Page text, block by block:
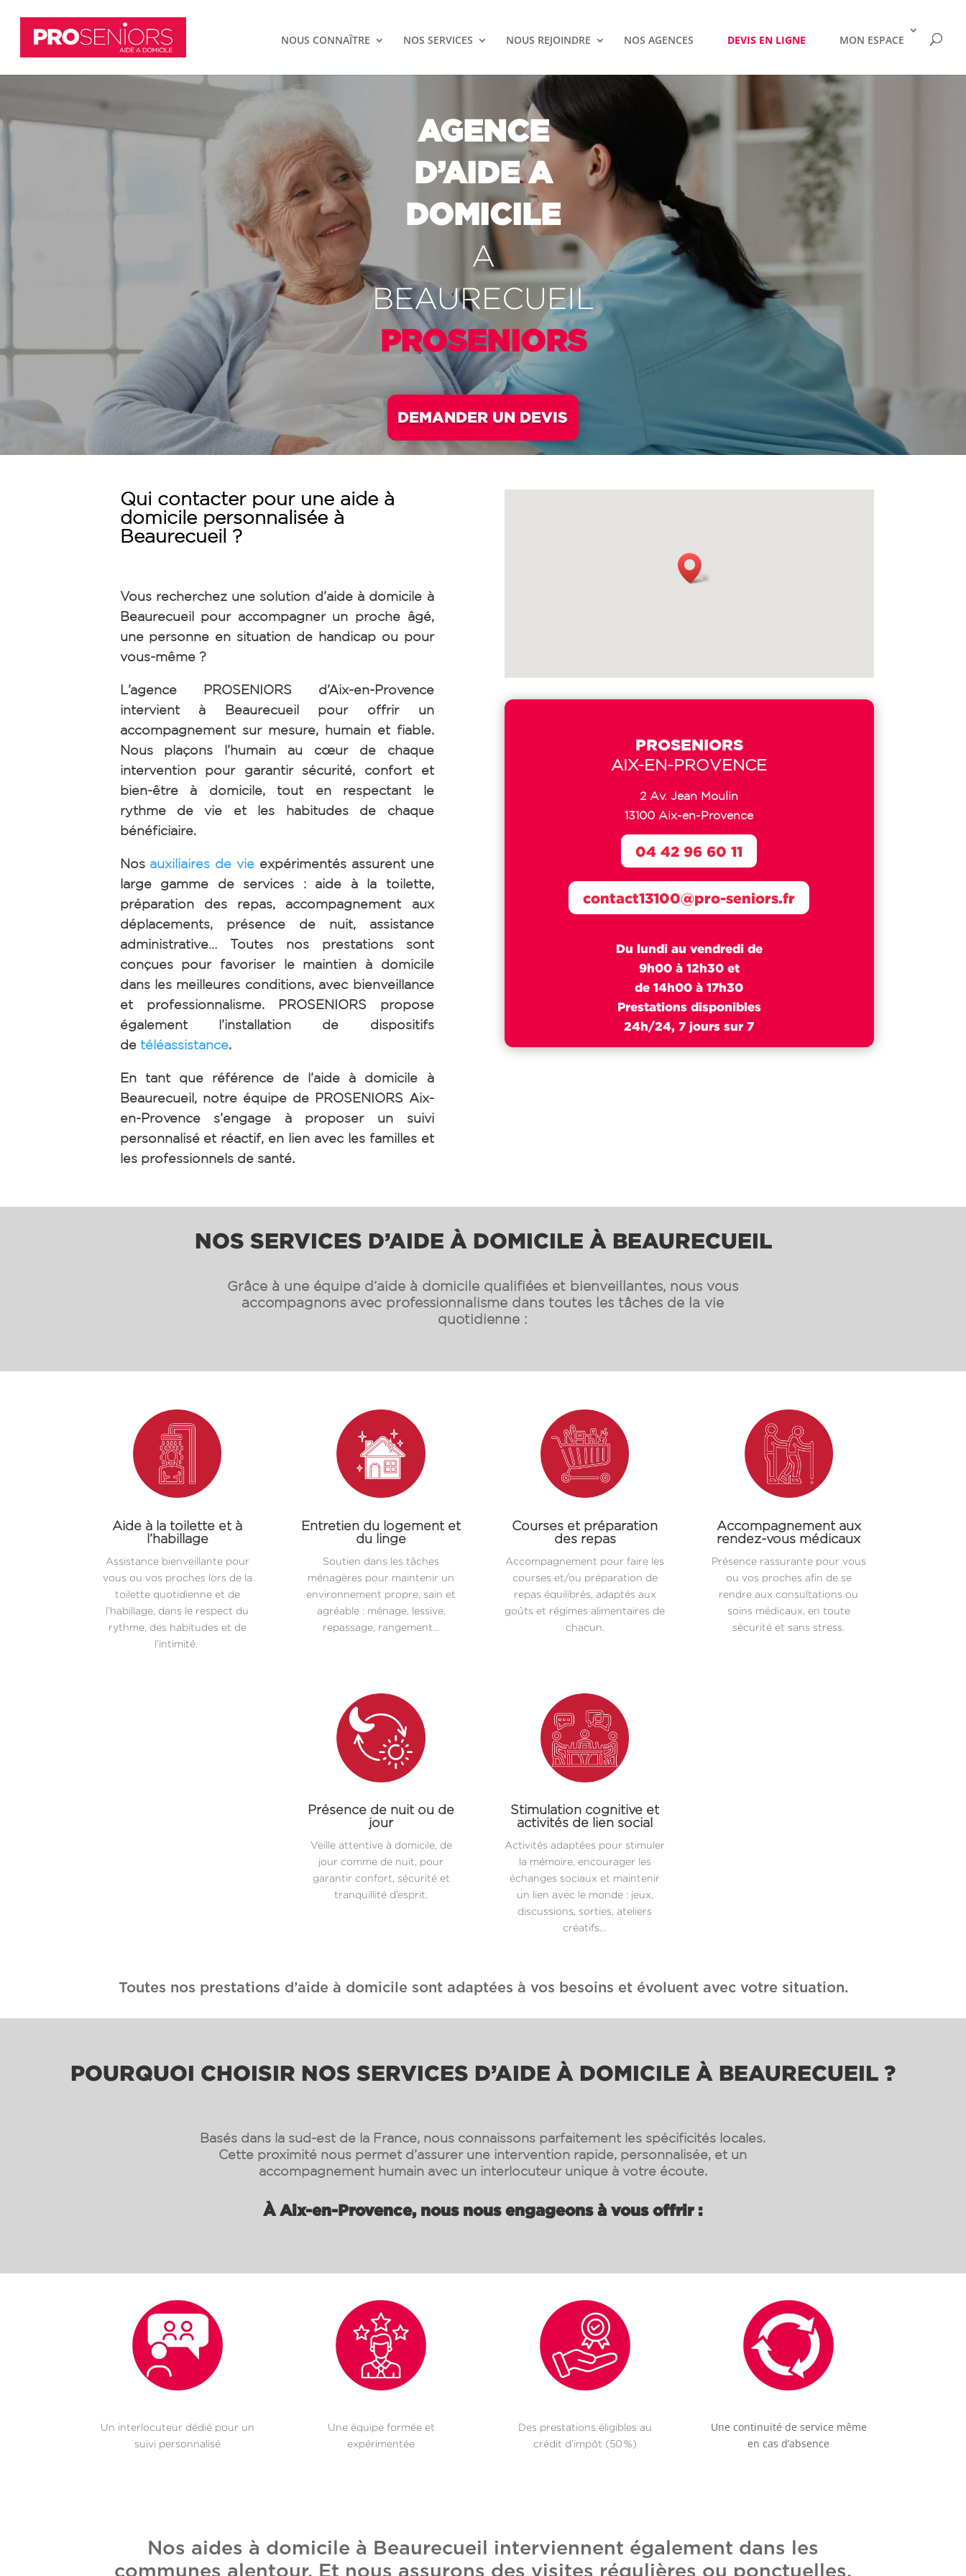
NOUS CONNAÎTRE NOS SERVICES NOUS REJOINDRE NOS AGENCES DEVIS EN LIGNE MON ESPACE
AGENCE
D’AIDE A
DOMICILE
A
BEAURECUEIL
PROSENIORS
DEMANDER UN DEVIS
Qui contacter pour une aide à
domicile personnalisée à
Beaurecueil ?
Vous recherchez une solution d’aide à domicile à
Beaurecueil pour accompagner un proche âgé,
une personne en situation de handicap ou pour
vous-même ?
L’agence PROSENIORS d’Aix-en-Provence
intervient à Beaurecueil pour offrir un
accompagnement sur mesure, humain et fiable.
Nous plaçons l’humain au cœur de chaque
intervention pour garantir sécurité, confort et
bien-être à domicile, tout en respectant le
rythme de vie et les habitudes de chaque
bénéficiaire.
Nos auxiliaires de vie expérimentés assurent une
large gamme de services : aide à la toilette,
préparation des repas, accompagnement aux
déplacements, présence de nuit, assistance
administrative… Toutes nos prestations sont
conçues pour favoriser le maintien à domicile
dans les meilleures conditions, avec bienveillance
et professionnalisme. PROSENIORS propose
également l’installation de dispositifs
de téléassistance.
En tant que référence de l’aide à domicile à
Beaurecueil, notre équipe de PROSENIORS Aix-
en-Provence s’engage à proposer un suivi
personnalisé et réactif, en lien avec les familles et
les professionnels de santé.
PROSENIORS
AIX-EN-PROVENCE
2 Av. Jean Moulin
13100 Aix-en-Provence
Du lundi au vendredi de
9h00 à 12h30 et
de 14h00 à 17h30
Prestations disponibles
24h/24, 7 jours sur 7
contact13100@pro-seniors.fr
04 42 96 60 11
NOS SERVICES D’AIDE À DOMICILE À BEAURECUEIL
Grâce à une équipe d’aide à domicile qualifiées et bienveillantes, nous vous
accompagnons avec professionnalisme dans toutes les tâches de la vie
quotidienne :
Aide à la toilette et à
l’habillage
Assistance bienveillante pour
vous ou vos proches lors de la
toilette quotidienne et de
l’habillage, dans le respect du
rythme, des habitudes et de
l’intimité.
Entretien du logement et
du linge
Soutien dans les tâches
ménagères pour maintenir un
environnement propre, sain et
agréable : ménage, lessive,
repassage, rangement…
Courses et préparation
des repas
Accompagnement pour faire les
courses et/ou préparation de
repas équilibrés, adaptés aux
goûts et régimes alimentaires de
chacun.
Accompagnement aux
rendez-vous médicaux
Présence rassurante pour vous
ou vos proches afin de se
rendre aux consultations ou
soins médicaux, en toute
sécurité et sans stress.
Présence de nuit ou de
jour
Veille attentive à domicile, de
jour comme de nuit, pour
garantir confort, sécurité et
tranquillité d’esprit.
Stimulation cognitive et
activités de lien social
Activités adaptées pour stimuler
la mémoire, encourager les
échanges sociaux et maintenir
un lien avec le monde : jeux,
discussions, sorties, ateliers
créatifs…
Toutes nos prestations d’aide à domicile sont adaptées à vos besoins et évoluent avec votre situation.
POURQUOI CHOISIR NOS SERVICES D’AIDE À DOMICILE À BEAURECUEIL ?
Basés dans la sud-est de la France, nous connaissons parfaitement les spécificités locales.
Cette proximité nous permet d’assurer une intervention rapide, personnalisée, et un
accompagnement humain avec un interlocuteur unique à votre écoute.
À Aix-en-Provence, nous nous engageons à vous offrir :
Un interlocuteur dédié pour un
suivi personnalisé
Une équipe formée et
expérimentée
Des prestations éligibles au
crédit d’impôt (50 %)
Une continuité de service même
en cas d’absence
Nos aides à domicile à Beaurecueil interviennent également dans les
communes alentour. Et nous assurons des visites régulières ou ponctuelles,